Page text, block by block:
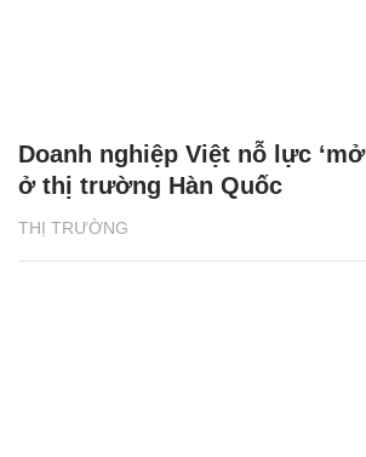
THỊ TRƯỜNG
Doanh nghiệp Việt nỗ lực
ở thị trường Hàn Quốc